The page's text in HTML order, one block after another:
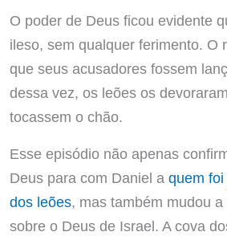
O poder de Deus ficou evidente
ileso, sem qualquer ferimento. O
que seus acusadores fossem
dessa vez, os leões os
tocassem o chão.
Esse episódio não apenas
Deus para com Daniel a quem
dos leões, mas também mudou
sobre o Deus de Israel. A cova